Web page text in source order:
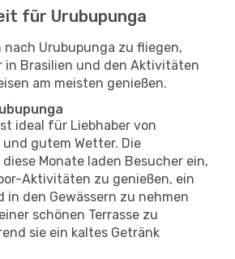
für Urubupunga
nach Urubupunga zu fliegen,
in Brasilien und den Aktivitäten
am meisten genießen.
ideal für Liebhaber von
gutem Wetter. Die
Monate laden Besucher ein,
Aktivitäten zu genießen, ein
in den Gewässern zu nehmen
schönen Terrasse zu
sie ein kaltes Getränk